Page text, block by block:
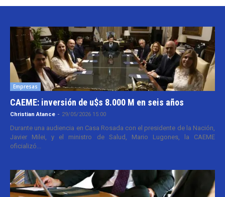
Empresas
CAEME: inversión de u$s 8.000 M en seis años
Christian Atance - 29/05/2026 15:00
Durante una audiencia en Casa Rosada con el presidente de la Nación,
Javier Milei, y el ministro de Salud, Mario Lugones, la CAEME
oficializó...